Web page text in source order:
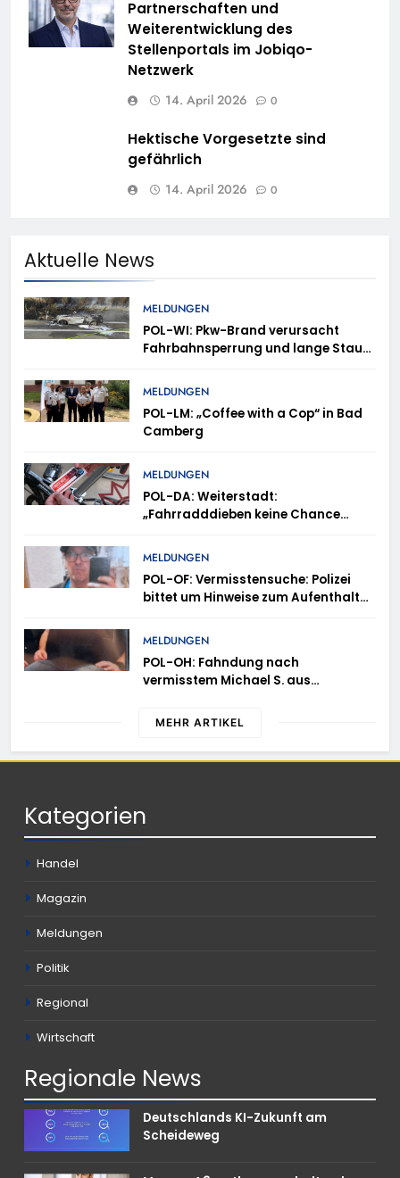
Partnerschaften und
Weiterentwicklung des
Stellenportals im Jobiqo-
Netzwerk
14. April 2026 0
Hektische Vorgesetzte sind
gefährlich
14. April 2026 0
Aktuelle News
MELDUNGEN
POL-WI: Pkw-Brand verursacht
Fahrbahnsperrung und lange Staus
MELDUNGEN
POL-LM: „Coffee with a Cop“ in Bad
Camberg
MELDUNGEN
POL-DA: Weiterstadt:
„Fahrradddieben keine Chance
Anmeldung erforderlich
MELDUNGEN
POL-OF: Vermisstensuche: Polizei
bittet um Hinweise zum Aufenthalt
MELDUNGEN
POL-OH: Fahndung nach
vermisstem Michael S. aus
MEHR ARTIKEL
Kategorien
Handel
Magazin
Meldungen
Politik
Regional
Wirtschaft
Regionale News
Deutschlands KI-Zukunft am
Scheideweg